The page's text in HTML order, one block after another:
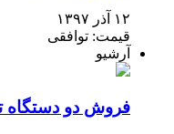
۱۲ آذر ۱۳۹۷
قیمت: توافقی
آرشیو
فروش دو دستگاه